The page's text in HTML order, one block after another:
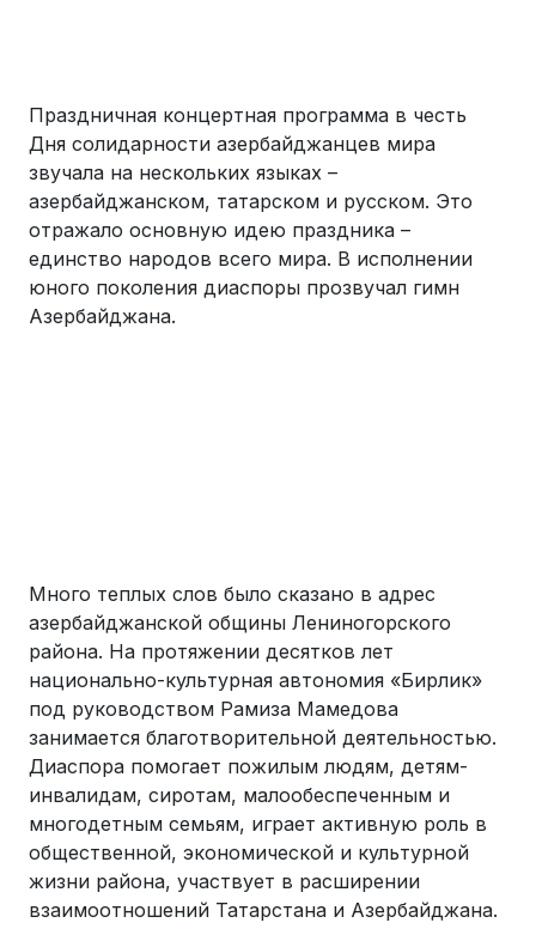
Праздничная концертная программа в честь
Дня солидарности азербайджанцев мира
звучала на нескольких языках –
азербайджанском, татарском и русском. Это
отражало основную идею праздника –
единство народов всего мира. В исполнении
юного поколения диаспоры прозвучал гимн
Азербайджана.
Много теплых слов было сказано в адрес
азербайджанской общины Лениногорского
района. На протяжении десятков лет
национально-культурная автономия «Бирлик»
под руководством Рамиза Мамедова
занимается благотворительной деятельностью.
Диаспора помогает пожилым людям, детям-
инвалидам, сиротам, малообеспеченным и
многодетным семьям, играет активную роль в
общественной, экономической и культурной
жизни района, участвует в расширении
взаимоотношений Татарстана и Азербайджана.